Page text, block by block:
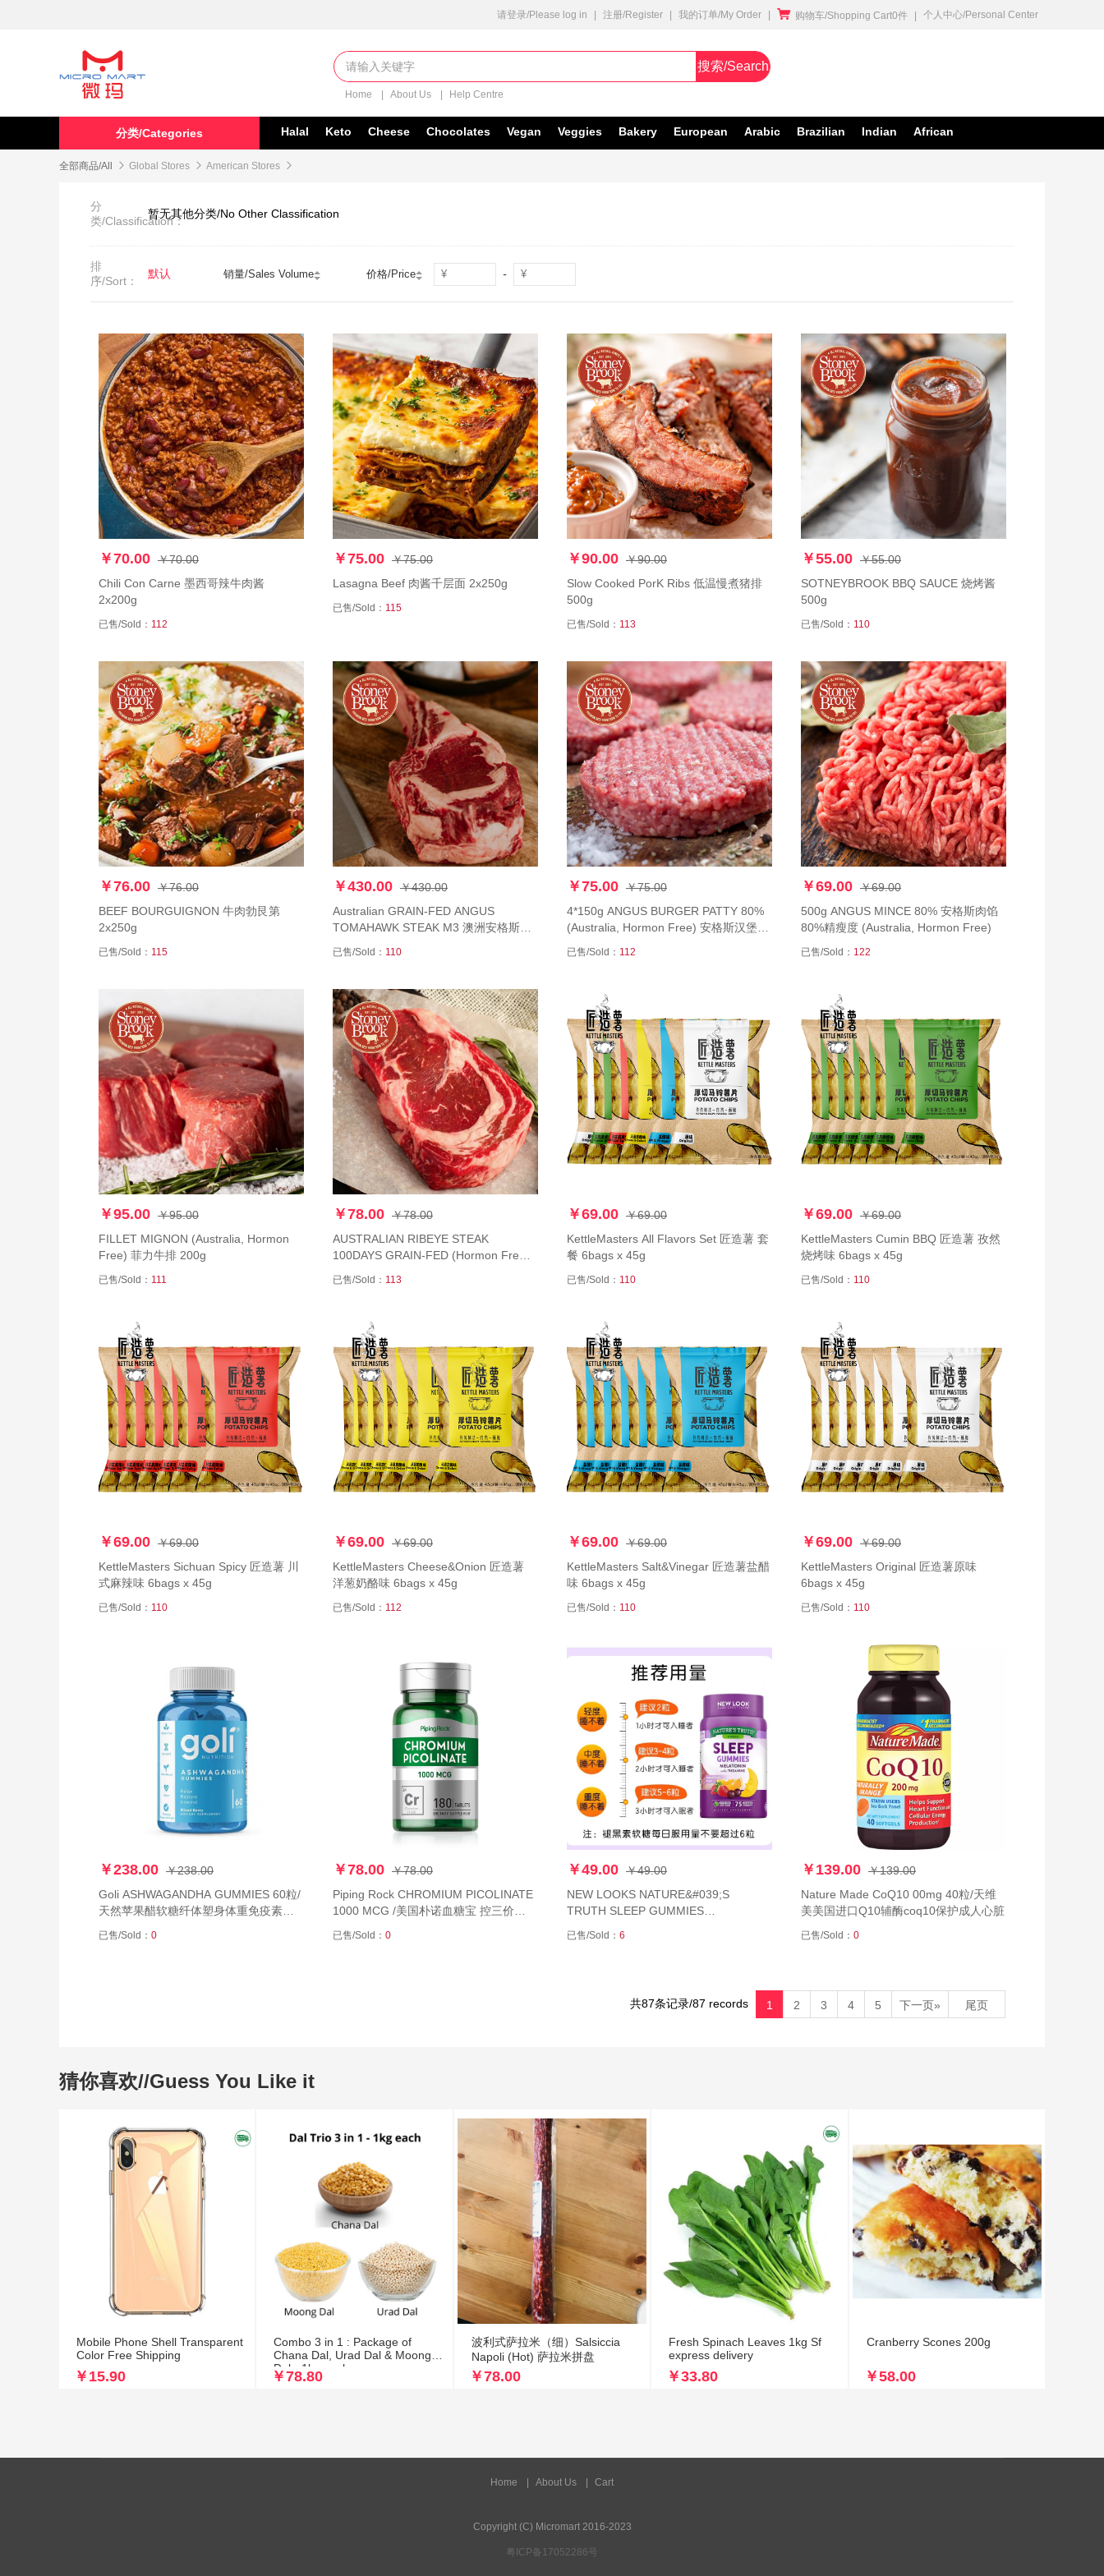
请登录/Please log in | 注册/Register | 我的订单/My Order |  购物车/Shopping Cart0件 | 个人中心/Personal Center
搜索/Search
Home About Us Help Centre
Halal Keto Cheese Chocolates Vegan Veggies Bakery European Arabic Brazilian Indian African
分类/Categories
全部商品/All  Global Stores  American Stores 
分
类/Classification：
暂无其他分类/No Other Classification
排
序/Sort：
默认 销量/Sales Volume 价格/Price -
￥70.00 ￥70.00
Chili Con Carne 墨⻄哥辣⽜⾁酱
2x200g
已售/Sold： 112
￥75.00 ￥75.00
Lasagna Beef ⾁酱千层⾯ 2x250g
已售/Sold： 115
￥90.00 ￥90.00
Slow Cooked PorK Ribs 低温慢煮猪排
500g
已售/Sold： 113
￥55.00 ￥55.00
SOTNEYBROOK BBQ SAUCE 烧烤酱
500g
已售/Sold： 110
￥76.00 ￥76.00
BEEF BOURGUIGNON 牛肉勃艮第
2x250g
已售/Sold： 115
￥430.00 ￥430.00
Australian GRAIN-FED ANGUS
TOMAHAWK STEAK M3 澳洲安格斯谷
已售/Sold： 110
￥75.00 ￥75.00
4*150g ANGUS BURGER PATTY 80%
(Australia, Hormon Free) 安格斯汉堡饼
已售/Sold： 112
￥69.00 ￥69.00
500g ANGUS MINCE 80% 安格斯肉馅
80%精瘦度 (Australia, Hormon Free)
已售/Sold： 122
￥95.00 ￥95.00
FILLET MIGNON (Australia, Hormon
Free) 菲力牛排 200g
已售/Sold： 111
￥78.00 ￥78.00
AUSTRALIAN RIBEYE STEAK
100DAYS GRAIN-FED (Hormon Free)
已售/Sold： 113
￥69.00 ￥69.00
KettleMasters All Flavors Set 匠造薯 套
餐 6bags x 45g
已售/Sold： 110
￥69.00 ￥69.00
KettleMasters Cumin BBQ 匠造薯 孜然
烧烤味 6bags x 45g
已售/Sold： 110
￥69.00 ￥69.00
KettleMasters Sichuan Spicy 匠造薯 川
式麻辣味 6bags x 45g
已售/Sold： 110
￥69.00 ￥69.00
KettleMasters Cheese&Onion 匠造薯
洋葱奶酪味 6bags x 45g
已售/Sold： 112
￥69.00 ￥69.00
KettleMasters Salt&Vinegar 匠造薯盐醋
味 6bags x 45g
已售/Sold： 110
￥69.00 ￥69.00
KettleMasters Original 匠造薯原味
6bags x 45g
已售/Sold： 110
￥238.00 ￥238.00
Goli ASHWAGANDHA GUMMIES 60粒/
天然苹果醋软糖纤体塑身体重免疫素食
已售/Sold： 0
￥78.00 ￥78.00
Piping Rock CHROMIUM PICOLINATE
1000 MCG /美国朴诺血糖宝 控三价铬
粒
已售/Sold： 0
￥49.00 ￥49.00
NEW LOOKS NATURE&#039;S
TRUTH SLEEP GUMMIES
然之珍褪黑素软糖75粒 sleepwell安瓶助
已售/Sold： 6
￥139.00 ￥139.00
Nature Made CoQ10 00mg 40粒/天维
美美国进口Q10辅酶coq10保护成人心脏
已售/Sold： 0
共87条记录/87 records 1 2 3 4 5 下一页» 尾页
猜你喜欢//Guess You Like it
Mobile Phone Shell Transparent
Color Free Shipping
￥15.90
Combo 3 in 1 : Package of
Chana Dal, Urad Dal & Moong
Dal - 1kg each
￥78.80
波利式萨拉米（细）Salsiccia
Napoli (Hot) 萨拉米拼盘
￥78.00
Fresh Spinach Leaves 1kg Sf
express delivery
￥33.80
Cranberry Scones 200g
￥58.00
Home About Us Cart
Copyright (C) Micromart 2016-2023
粤ICP备17052286号